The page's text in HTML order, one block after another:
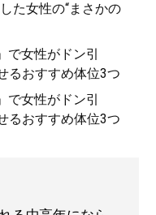
た女性の“まさかの
女性がドン引
るおすすめ体位3つ
女性がドン引
るおすすめ体位3つ